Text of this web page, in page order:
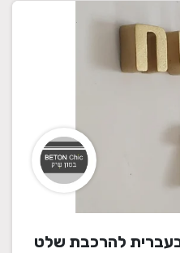
בעברית להרכבת שלט